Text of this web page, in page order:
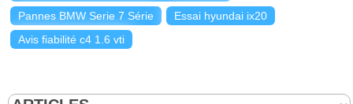
Pannes BMW Serie 7 Série
Essai hyundai ix20
Avis fiabilité c4 1.6 vti